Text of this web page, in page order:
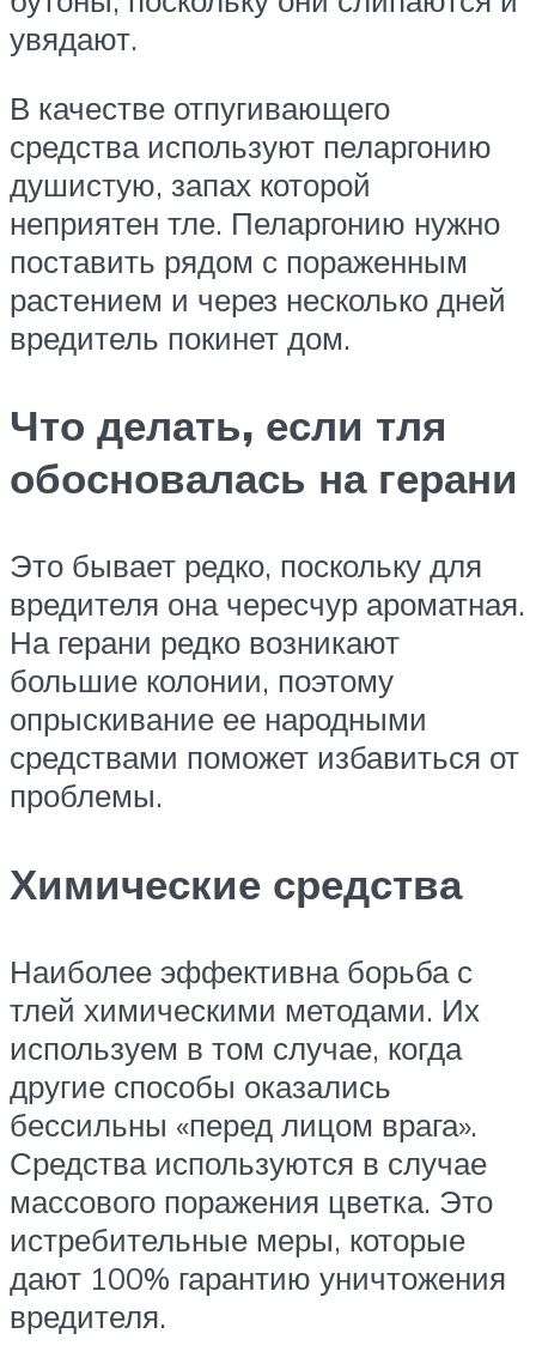
увядают.
В качестве отпугивающего
средства используют пеларгонию
душистую, запах которой
неприятен тле. Пеларгонию нужно
поставить рядом с пораженным
растением и через несколько дней
вредитель покинет дом.
Что делать, если тля
обосновалась на герани
Это бывает редко, поскольку для
вредителя она чересчур ароматная.
На герани редко возникают
большие колонии, поэтому
опрыскивание ее народными
средствами поможет избавиться от
проблемы.
Химические средства
Наиболее эффективна борьба с
тлей химическими методами. Их
используем в том случае, когда
другие способы оказались
бессильны «перед лицом врага».
Средства используются в случае
массового поражения цветка. Это
истребительные меры, которые
дают 100% гарантию уничтожения
вредителя.